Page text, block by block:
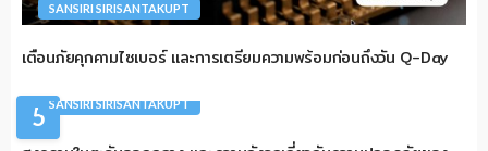
SANSIRI SIRISANTAKUPT
เตือนภัยคุกคามไซเบอร์ และการเตรียมความพร้อมก่อนถึงวัน Q-Day
5